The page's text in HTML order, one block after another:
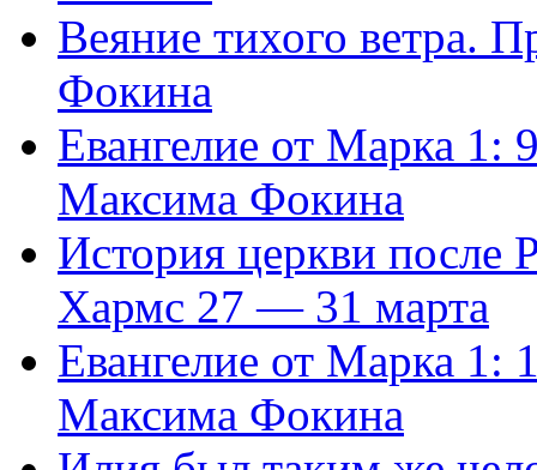
Веяние тихого ветра.
Фокина
Евангелие от Марка 1:
Максима Фокина
История церкви
Хармс 27 — 31 марта
Евангелие от Марка 1:
Максима Фокина